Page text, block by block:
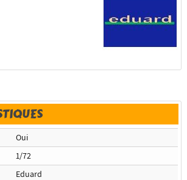
Oui
1/72
Eduard